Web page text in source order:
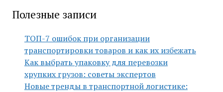
Полезные записи
ТОП-7 ошибок при организации
транспортировки товаров и как их избежать
Как выбрать упаковку для перевозки
хрупких грузов: советы экспертов
Новые тренды в транспортной логистике: